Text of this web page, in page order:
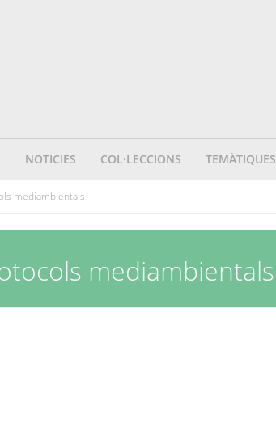
NOTICIES COL·LECCIONS TEMÀTIQUES
mediambientals
mediambientals